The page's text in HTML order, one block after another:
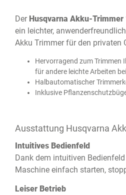
Der Husqvarna Akku-Trimmer
ein leichter,
Akku Trimmer für den privaten
Hervorragend zum Trimmen
für andere leichte Arbeiten
Halbautomatischer
Inklusive
Ausstattung Husqvarna
Intuitives Bedienfeld
Dank dem intuitiven
Maschine einfach starten,
Leiser Betrieb